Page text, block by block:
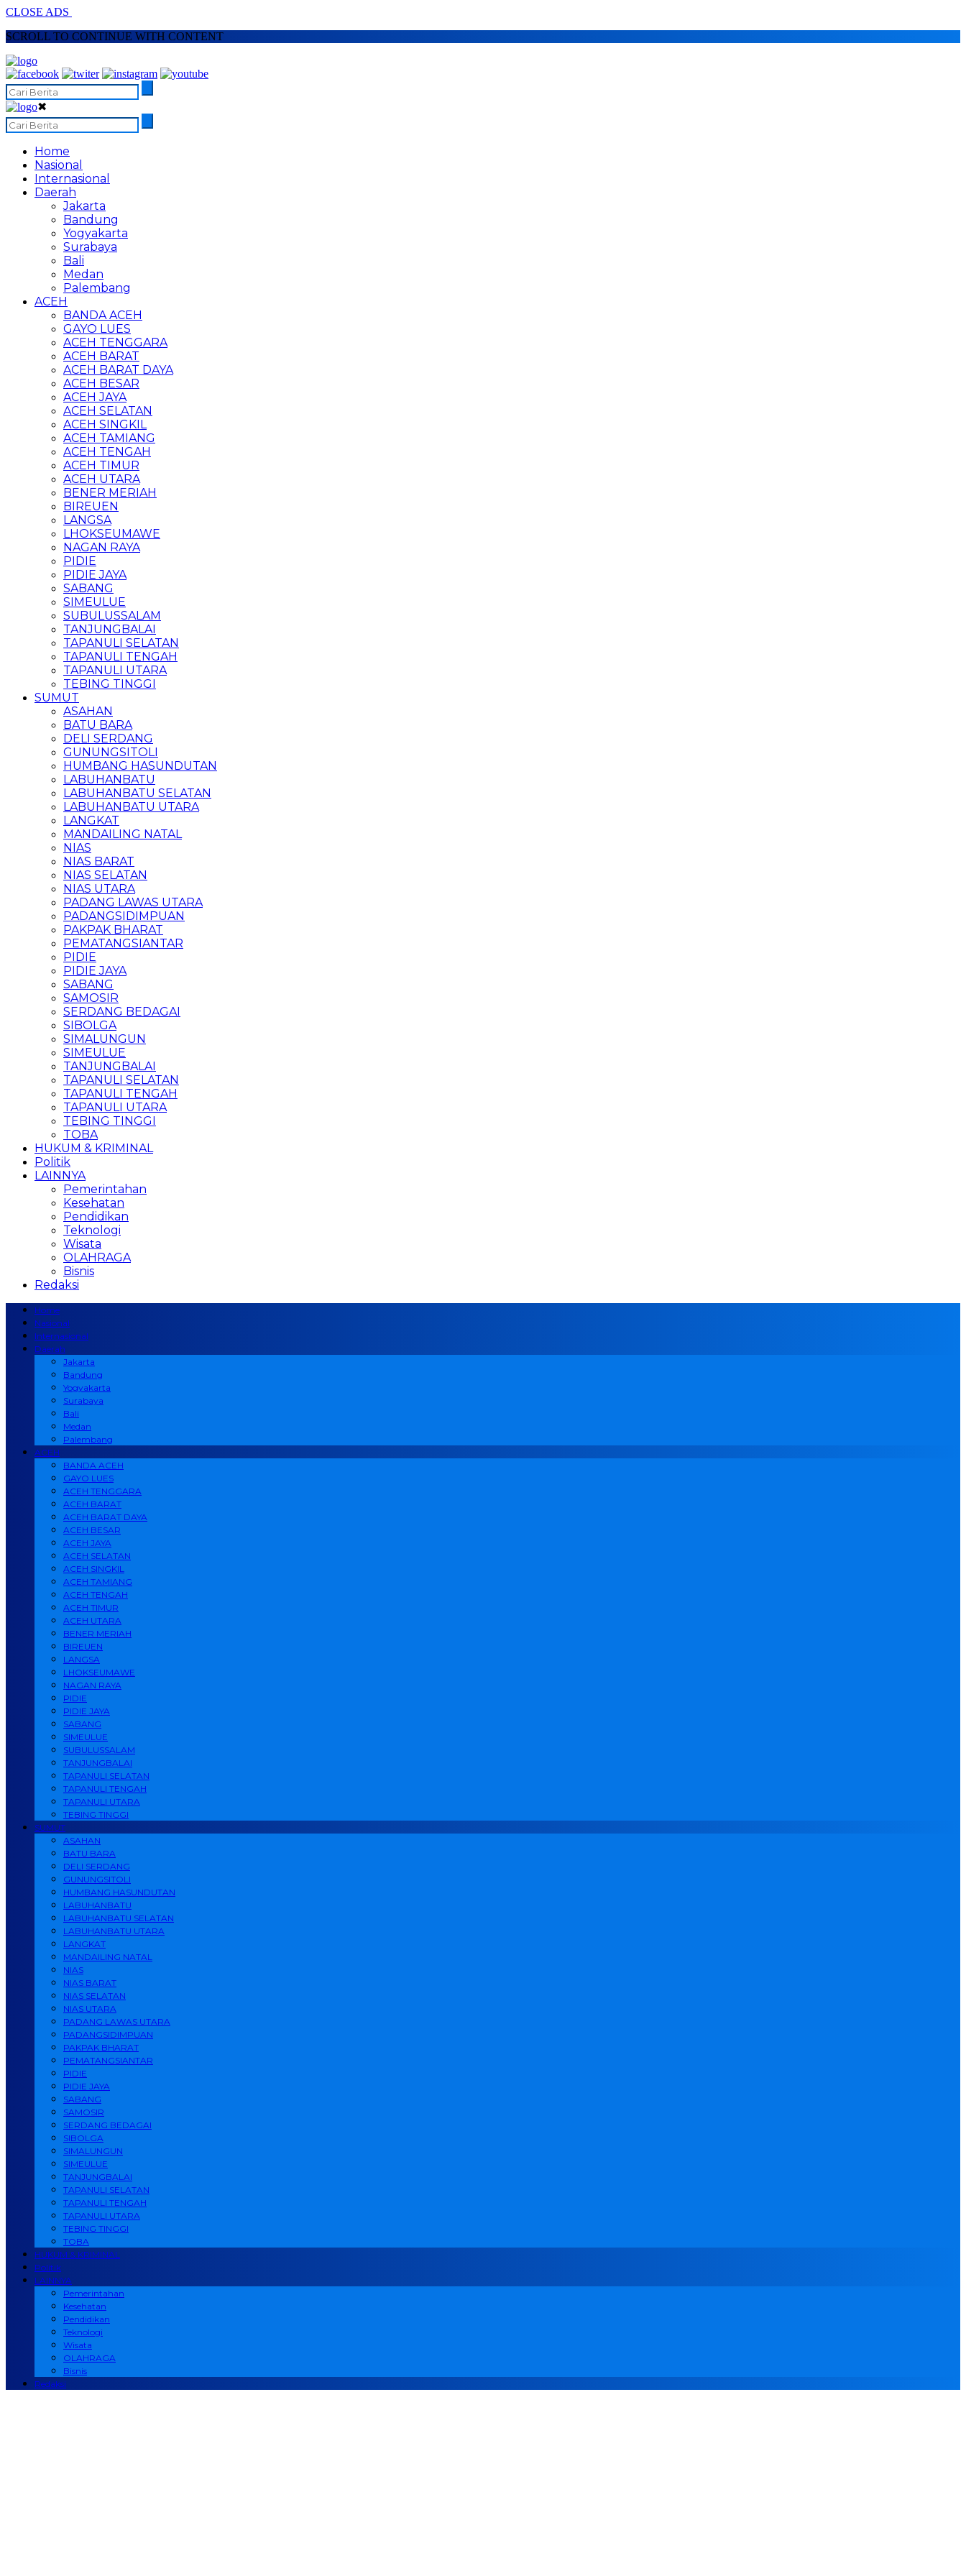
CLOSE ADS
SCROLL TO CONTINUE WITH CONTENT
✖
Home
Nasional
Internasional
Daerah
Jakarta
Bandung
Yogyakarta
Surabaya
Bali
Medan
Palembang
ACEH
BANDA ACEH
GAYO LUES
ACEH TENGGARA
ACEH BARAT
ACEH BARAT DAYA
ACEH BESAR
ACEH JAYA
ACEH SELATAN
ACEH SINGKIL
ACEH TAMIANG
ACEH TENGAH
ACEH TIMUR
ACEH UTARA
BENER MERIAH
BIREUEN
LANGSA
LHOKSEUMAWE
NAGAN RAYA
PIDIE
PIDIE JAYA
SABANG
SIMEULUE
SUBULUSSALAM
TANJUNGBALAI
TAPANULI SELATAN
TAPANULI TENGAH
TAPANULI UTARA
TEBING TINGGI
SUMUT
ASAHAN
BATU BARA
DELI SERDANG
GUNUNGSITOLI
HUMBANG HASUNDUTAN
LABUHANBATU
LABUHANBATU SELATAN
LABUHANBATU UTARA
LANGKAT
MANDAILING NATAL
NIAS
NIAS BARAT
NIAS SELATAN
NIAS UTARA
PADANG LAWAS UTARA
PADANGSIDIMPUAN
PAKPAK BHARAT
PEMATANGSIANTAR
PIDIE
PIDIE JAYA
SABANG
SAMOSIR
SERDANG BEDAGAI
SIBOLGA
SIMALUNGUN
SIMEULUE
TANJUNGBALAI
TAPANULI SELATAN
TAPANULI TENGAH
TAPANULI UTARA
TEBING TINGGI
TOBA
HUKUM & KRIMINAL
Politik
LAINNYA
Pemerintahan
Kesehatan
Pendidikan
Teknologi
Wisata
OLAHRAGA
Bisnis
Redaksi
Home
Nasional
Internasional
Daerah
Jakarta
Bandung
Yogyakarta
Surabaya
Bali
Medan
Palembang
ACEH
BANDA ACEH
GAYO LUES
ACEH TENGGARA
ACEH BARAT
ACEH BARAT DAYA
ACEH BESAR
ACEH JAYA
ACEH SELATAN
ACEH SINGKIL
ACEH TAMIANG
ACEH TENGAH
ACEH TIMUR
ACEH UTARA
BENER MERIAH
BIREUEN
LANGSA
LHOKSEUMAWE
NAGAN RAYA
PIDIE
PIDIE JAYA
SABANG
SIMEULUE
SUBULUSSALAM
TANJUNGBALAI
TAPANULI SELATAN
TAPANULI TENGAH
TAPANULI UTARA
TEBING TINGGI
SUMUT
ASAHAN
BATU BARA
DELI SERDANG
GUNUNGSITOLI
HUMBANG HASUNDUTAN
LABUHANBATU
LABUHANBATU SELATAN
LABUHANBATU UTARA
LANGKAT
MANDAILING NATAL
NIAS
NIAS BARAT
NIAS SELATAN
NIAS UTARA
PADANG LAWAS UTARA
PADANGSIDIMPUAN
PAKPAK BHARAT
PEMATANGSIANTAR
PIDIE
PIDIE JAYA
SABANG
SAMOSIR
SERDANG BEDAGAI
SIBOLGA
SIMALUNGUN
SIMEULUE
TANJUNGBALAI
TAPANULI SELATAN
TAPANULI TENGAH
TAPANULI UTARA
TEBING TINGGI
TOBA
HUKUM & KRIMINAL
Politik
LAINNYA
Pemerintahan
Kesehatan
Pendidikan
Teknologi
Wisata
OLAHRAGA
Bisnis
Redaksi